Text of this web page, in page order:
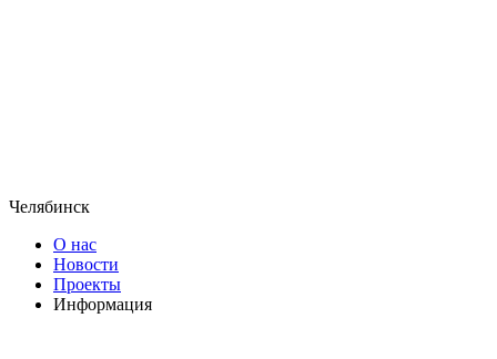
Челябинск
О нас
Новости
Проекты
Информация